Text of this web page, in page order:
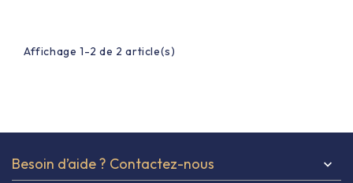
Affichage 1-2 de 2 article(s)
Besoin d’aide ? Contactez-nous 